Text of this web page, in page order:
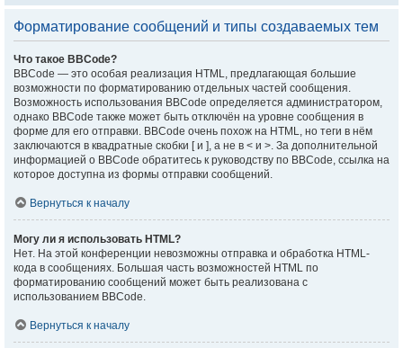
Форматирование сообщений и типы создаваемых тем
Что такое BBCode?
BBCode — это особая реализация HTML, предлагающая большие
возможности по форматированию отдельных частей сообщения.
Возможность использования BBCode определяется администратором,
однако BBCode также может быть отключён на уровне сообщения в
форме для его отправки. BBCode очень похож на HTML, но теги в нём
заключаются в квадратные скобки [ и ], а не в < и >. За дополнительной
информацией о BBCode обратитесь к руководству по BBCode, ссылка на
которое доступна из формы отправки сообщений.
Вернуться к началу
Могу ли я использовать HTML?
Нет. На этой конференции невозможны отправка и обработка HTML-
кода в сообщениях. Большая часть возможностей HTML по
форматированию сообщений может быть реализована с
использованием BBCode.
Вернуться к началу